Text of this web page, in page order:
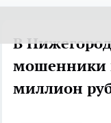
В
мошенники
миллион